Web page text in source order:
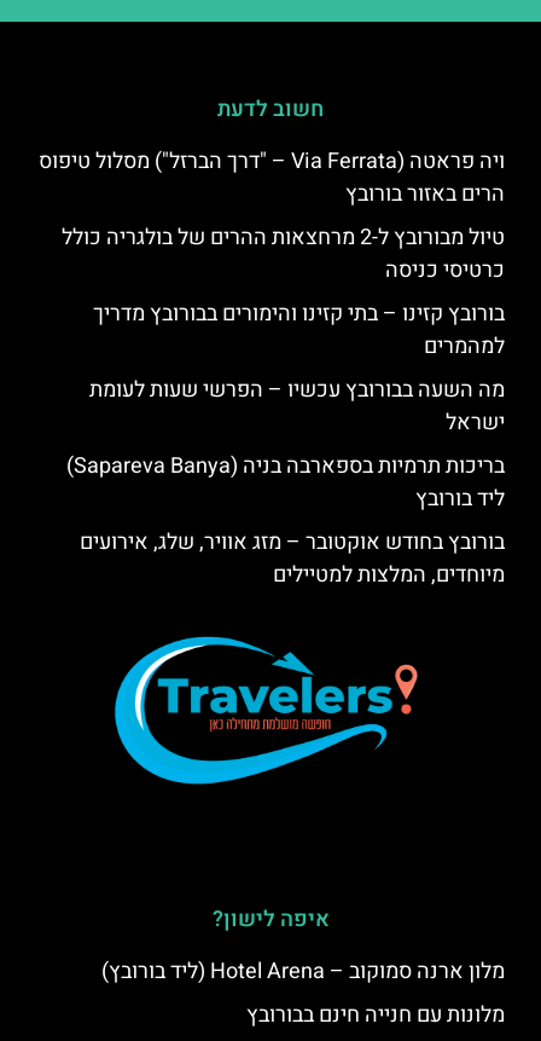
חשוב לדעת
ויה פראטה (Via Ferrata – "דרך הברזל") מסלול טיפוס
הרים באזור בורובץ
טיול מבורובץ ל-2 מרחצאות ההרים של בולגריה כולל
כרטיסי כניסה
בורובץ קזינו – בתי קזינו והימורים בבורובץ מדריך
למהמרים
מה השעה בבורובץ עכשיו – הפרשי שעות לעומת
ישראל
בריכות תרמיות בספארבה בניה (Sapareva Banya)
ליד בורובץ
בורובץ בחודש אוקטובר – מזג אוויר, שלג, אירועים
מיוחדים, המלצות למטיילים
איפה לישון?
מלון ארנה סמוקוב – Hotel Arena (ליד בורובץ)
מלונות עם חנייה חינם בבורובץ